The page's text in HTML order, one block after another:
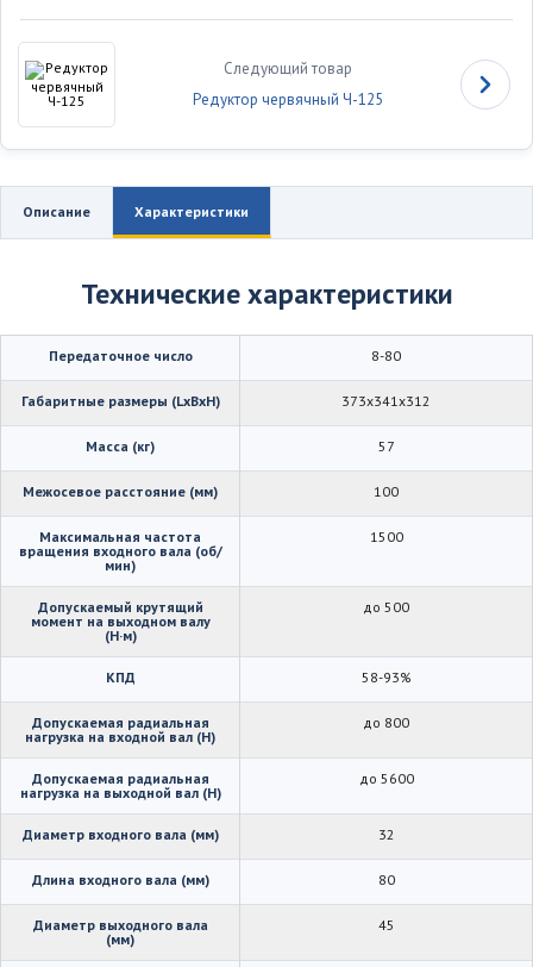
Следующий товар
Редуктор червячный Ч-125
Описание Характеристики
Технические характеристики
Передаточное число 8-80
Габаритные размеры (LхBхH) 373х341х312
Масса (кг) 57
Межосевое расстояние (мм) 100
Максимальная частота
вращения входного вала (об/
мин)
1500
Допускаемый крутящий
момент на выходном валу
(Н·м)
до 500
КПД 58-93%
Допускаемая радиальная
нагрузка на входной вал (Н)
до 800
Допускаемая радиальная
нагрузка на выходной вал (Н)
до 5600
Диаметр входного вала (мм) 32
Длина входного вала (мм) 80
Диаметр выходного вала
(мм)
45